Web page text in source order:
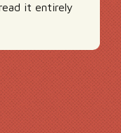
it entirely